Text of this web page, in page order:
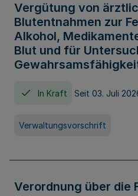
Vergütung von
Blutentnahmen zur
Alkohol,
Blut und für
In Kraft Seit 03. Juli
Verwaltungsvorschrift
Verordnung über die